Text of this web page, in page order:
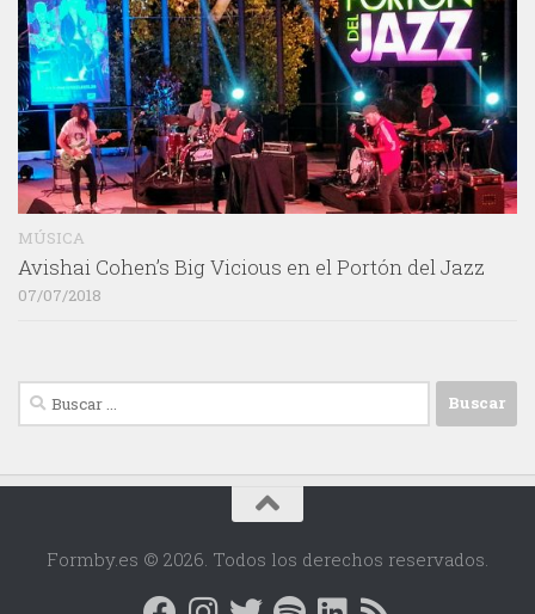
MÚSICA
Avishai Cohen’s Big Vicious en el Portón del Jazz
07/07/2018
Buscar:
Formby.es © 2026. Todos los derechos reservados.